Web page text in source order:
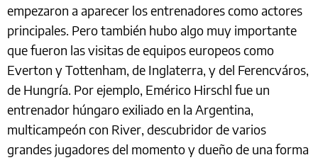
empezaron a aparecer los entrenadores como actores
principales. Pero también hubo algo muy importante
que fueron las visitas de equipos europeos como
Everton y Tottenham, de Inglaterra, y del Ferencváros,
de Hungría. Por ejemplo, Emérico Hirschl fue un
entrenador húngaro exiliado en la Argentina,
multicampeón con River, descubridor de varios
grandes jugadores del momento y dueño de una forma